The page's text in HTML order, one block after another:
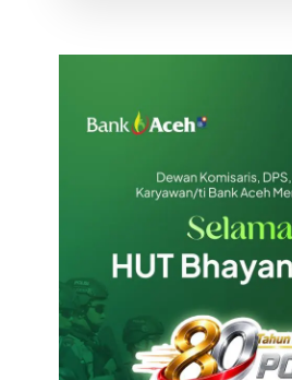
Emas Batangan 50 gr
Emas Batangan 100 gr